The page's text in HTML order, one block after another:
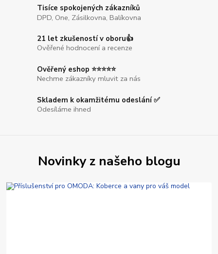
Tisíce spokojených zákazníků
DPD, One, Zásilkovna, Balíkovna
21 let zkušeností v oboru👍
Ověřené hodnocení a recenze
Ověřený eshop ⭐⭐⭐⭐⭐
Nechme zákazníky mluvit za nás
Skladem k okamžitému odeslání ✅
Odesíláme ihned
Novinky z našeho blogu